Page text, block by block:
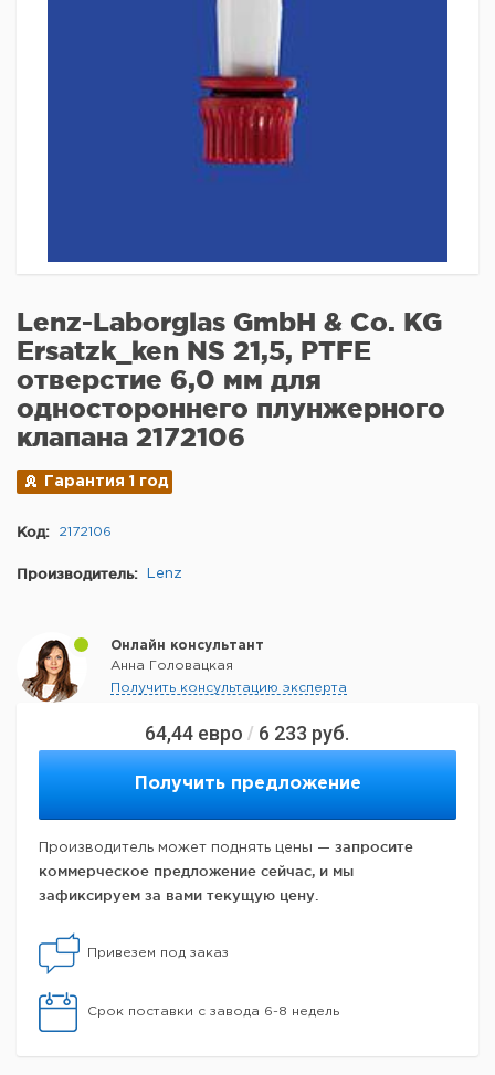
64,44 евро / 6 233 руб.
Получить предложение
Производитель может поднять цены — запросите
коммерческое предложение сейчас, и мы
зафиксируем за вами текущую цену.
Привезем под заказ
Срок поставки с завода 6-8 недель
Lenz-Laborglas GmbH & Co. KG
Ersatzk_ken NS 21,5, PTFE
отверстие 6,0 мм для
одностороннего плунжерного
клапана 2172106
Гарантия 1 год
Код: 2172106
Производитель: Lenz
Онлайн консультант
Анна Головацкая
Получить консультацию эксперта